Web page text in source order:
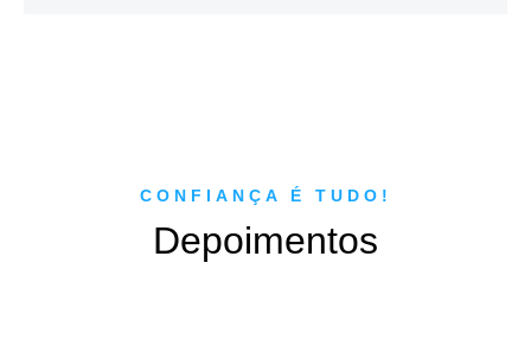
CONFIANÇA É TUDO!
Depoimentos